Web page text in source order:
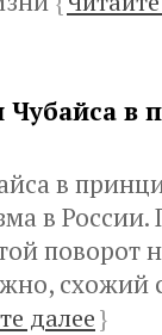
в
в
в России.
поворот
схожий
далее}